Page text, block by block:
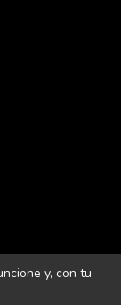
y, con tu
· 07703 MAÓ-